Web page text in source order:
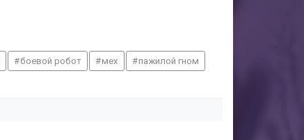
боевой робот мех пажилой гном